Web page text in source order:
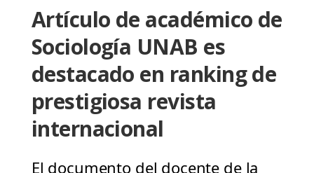
Artículo de académico de
Sociología UNAB es
destacado en ranking de
prestigiosa revista
internacional
El documento del docente de la